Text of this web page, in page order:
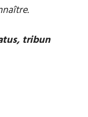
tribun